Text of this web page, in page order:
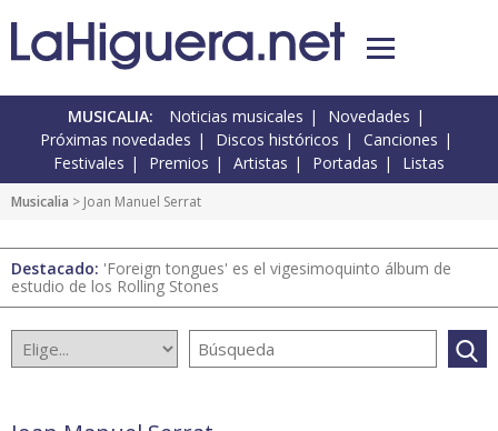
MUSICALIA: Noticias musicales
Novedades
Próximas novedades
Discos históricos
Canciones
Festivales
Premios Artistas Portadas Listas
Musicalia > Joan Manuel Serrat
Destacado: 'Foreign tongues' es el vigesimoquinto álbum de
estudio de los Rolling Stones